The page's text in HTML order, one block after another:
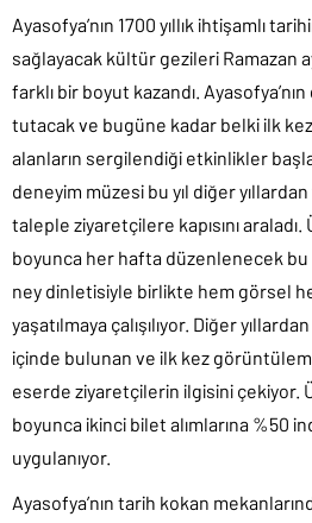
Ayasofya’nın 1700 yıllık ihtişamlı
sağlayacak kültür gezileri Ramazan
farklı bir boyut kazandı.
tutacak ve bugüne kadar belki ilk
alanların sergilendiği etkinlikler
deneyim müzesi bu yıl diğer
taleple ziyaretçilere kapısını araladı.
boyunca her hafta düzenlenecek bu
ney dinletisiyle birlikte hem görsel
yaşatılmaya çalışılıyor. Diğer
içinde bulunan ve ilk kez
eserde ziyaretçilerin ilgisini çekiyor.
boyunca ikinci bilet alımlarına %50
uygulanıyor.
Ayasofya’nın tarih kokan